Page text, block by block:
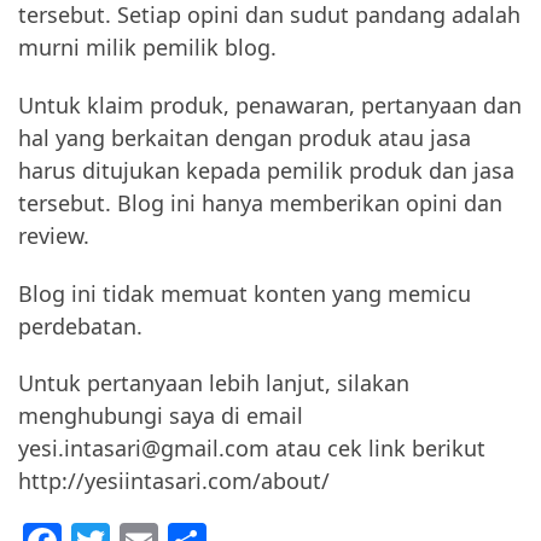
tersebut. Setiap opini dan sudut pandang adalah
murni milik pemilik blog.
Untuk klaim produk, penawaran, pertanyaan dan
hal yang berkaitan dengan produk atau jasa
harus ditujukan kepada pemilik produk dan jasa
tersebut. Blog ini hanya memberikan opini dan
review.
Blog ini tidak memuat konten yang memicu
perdebatan.
Untuk pertanyaan lebih lanjut, silakan
menghubungi saya di email
yesi.intasari@gmail.com atau cek link berikut
http://yesiintasari.com/about/